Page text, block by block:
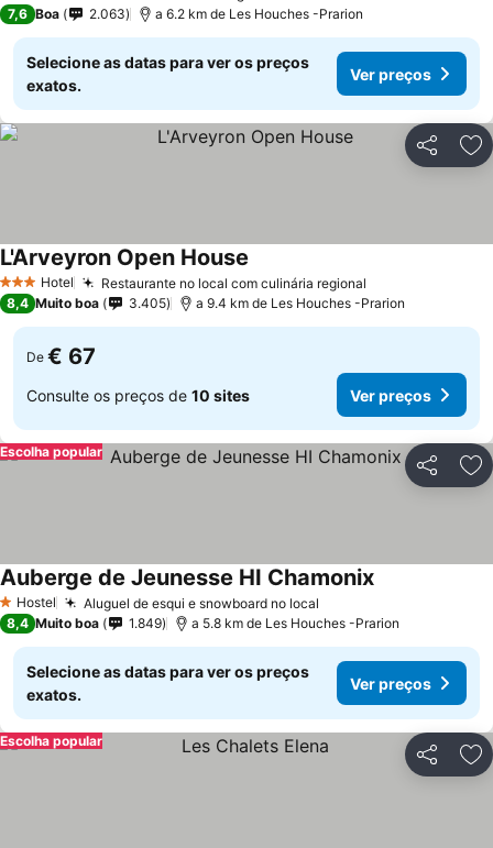
7,6 Boa 2.063 a 6.2 km de Les Houches -Prarion
Selecione as datas para ver os preços
exatos.
Ver preços
Partilhar
3 EstrelasHotel Restaurante no local com culinária regional
L'Arveyron Open House
8,4 Muito boa 3.405 a 9.4 km de Les Houches -Prarion
De € 67
Consulte os preços de 10 sites Ver preços
Partilhar
Escolha popular
1 Estrelas
Hostel Aluguel de esqui e snowboard no local
Auberge de Jeunesse HI Chamonix
8,4 Muito boa 1.849 a 5.8 km de Les Houches -Prarion
Selecione as datas para ver os preços
exatos.
Ver preços
Partilhar
Escolha popular